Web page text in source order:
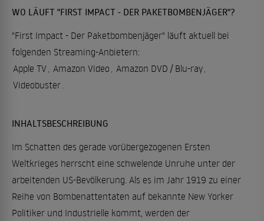
WO LÄUFT "FIRST IMPACT - DER PAKETBOMBENJÄGER"?
"First Impact - Der Paketbombenjäger" läuft aktuell bei
folgenden Streaming-Anbietern:
Apple TV, Amazon Video , Amazon DVD / Blu-ray,
Videobuster.
INHALTSBESCHREIBUNG
Im Schatten des gerade vorübergezogenen Ersten
Weltkrieges herrscht eine schwelende Unruhe unter der
arbeitenden US-Bevölkerung. Als es im Jahr 1919 zu einer
Reihe von Bombenattentaten auf bekannte New Yorker
Politiker und Industrielle kommt, werden der